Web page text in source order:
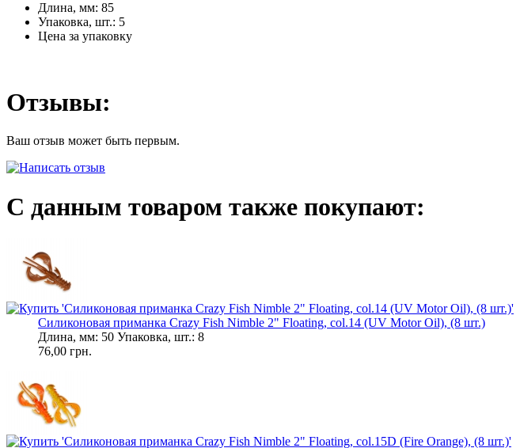
Длина, мм: 85
Упаковка, шт.: 5
Цена за упаковку
Отзывы:
Ваш отзыв может быть первым.
С данным товаром также покупают:
Силиконовая приманка Crazy Fish Nimble 2" Floating, col.14 (UV Motor Oil), (8 шт.)
Длина, мм: 50 Упаковка, шт.: 8
76,00 грн.